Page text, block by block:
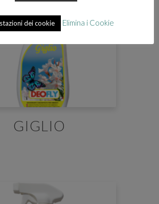
GIGLIO
dei cookie Elimina i Cookie